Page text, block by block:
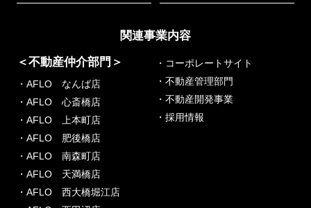
関連事業内容
＜不動産仲介部門＞
・AFLO なんば店
・AFLO 心斎橋店
・AFLO 上本町店
・AFLO 肥後橋店
・AFLO 南森町店
・AFLO 天満橋店
・AFLO 西大橋堀江店
・コーポレートサイト
・不動産管理部門
・不動産開発事業
・採用情報